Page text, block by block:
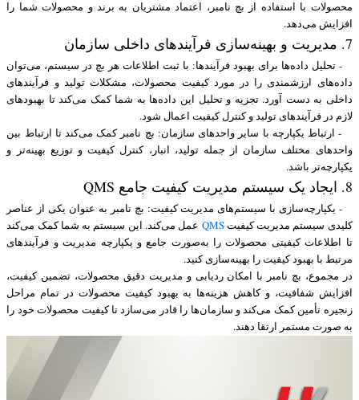
محصولات با استفاده از بچ نامبر، اعتماد مشتریان به برند و محصولات شما را
افزایش می‌دهد.
7. مدیریت و بهینه‌سازی فرآیندهای داخلی سازمان
- تحلیل داده‌ها برای بهبود فرآیندها: با ثبت اطلاعات هر بچ در سیستم، می‌توان
داده‌های ارزشمندی را در مورد کیفیت محصولات، مشکلات تولید و فرآیندهای
داخلی به دست آورد. تجزیه و تحلیل این داده‌ها به شما کمک می‌کند تا بهبود‌های
لازم در فرآیندهای تولید و کنترل کیفیت اعمال شود.
- ارتباط یکپارچه با سایر واحدهای سازمان: بچ نامبر کمک می‌کند تا ارتباط بین
واحدهای مختلف سازمان از جمله تولید، انبار، کنترل کیفیت و توزیع بهینه‌تر و
یکپارچه‌تر باشد.
8. ایجاد یک سیستم مدیریت کیفیت جامع QMS
- یکپارچه‌سازی با سیستم‌های مدیریت کیفیت: بچ نامبر به عنوان یکی از عناصر
کلیدی سیستم مدیریت کیفیتQMS عمل می‌کند. این سیستم به شما کمک می‌کند
تا اطلاعات کیفیتی محصولات را به‌صورت جامع و یکپارچه مدیریت و فرآیندهای
مرتبط با بهبود کیفیت را بهینه‌سازی کنید.
در مجموع، بچ نامبر با امکان ردیابی و مدیریت دقیق محصولات، تضمین کیفیت،
افزایش شفافیت، و کاهش هزینه‌ها به بهبود کیفیت محصولات در تمام مراحل
زنجیره تأمین کمک می‌کند و سازمان‌ها را قادر می‌سازد تا کیفیت محصولات خود را
به صورت مستمر ارتقا دهند.